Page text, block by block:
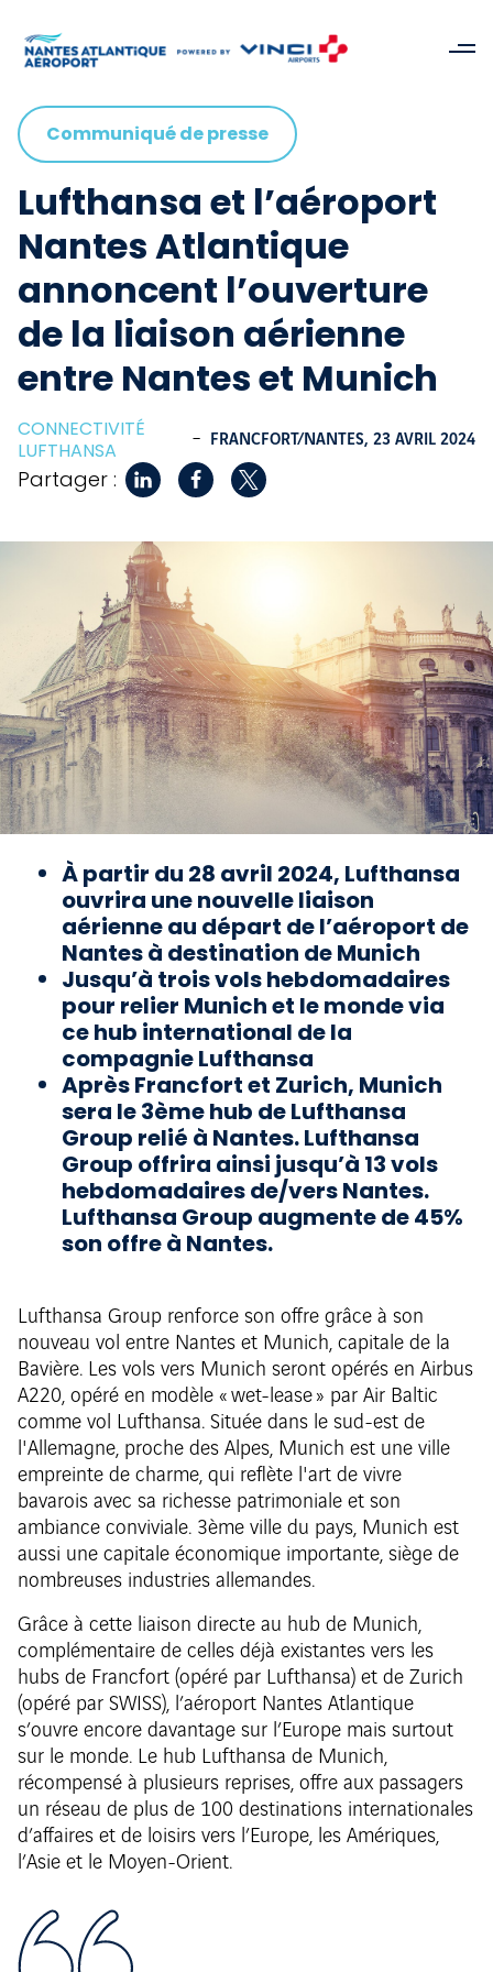
Communiqué de presse
Lufthansa et l’aéroport
Nantes Atlantique
annoncent l’ouverture
de la liaison aérienne
entre Nantes et Munich
CONNECTIVITÉ
LUFTHANSA
- FRANCFORT/NANTES, 23 AVRIL 2024
Partager :
À partir du 28 avril 2024, Lufthansa
ouvrira une nouvelle liaison
aérienne au départ de l’aéroport de
Nantes à destination de Munich
Jusqu’à trois vols hebdomadaires
pour relier Munich et le monde via
ce hub international de la
compagnie Lufthansa
Après Francfort et Zurich, Munich
sera le 3ème hub de Lufthansa
Group relié à Nantes. Lufthansa
Group offrira ainsi jusqu’à 13 vols
hebdomadaires de/vers Nantes.
Lufthansa Group augmente de 45%
son offre à Nantes.
Lufthansa Group renforce son offre grâce à son
nouveau vol entre Nantes et Munich, capitale de la
Bavière. Les vols vers Munich seront opérés en Airbus
A220, opéré en modèle « wet-lease » par Air Baltic
comme vol Lufthansa. Située dans le sud-est de
l'Allemagne, proche des Alpes, Munich est une ville
empreinte de charme, qui reflète l'art de vivre
bavarois avec sa richesse patrimoniale et son
ambiance conviviale. 3ème ville du pays, Munich est
aussi une capitale économique importante, siège de
nombreuses industries allemandes.
Grâce à cette liaison directe au hub de Munich,
complémentaire de celles déjà existantes vers les
hubs de Francfort (opéré par Lufthansa) et de Zurich
(opéré par SWISS), l’aéroport Nantes Atlantique
s’ouvre encore davantage sur l’Europe mais surtout
sur le monde. Le hub Lufthansa de Munich,
récompensé à plusieurs reprises, offre aux passagers
un réseau de plus de 100 destinations internationales
d’affaires et de loisirs vers l’Europe, les Amériques,
l’Asie et le Moyen-Orient.